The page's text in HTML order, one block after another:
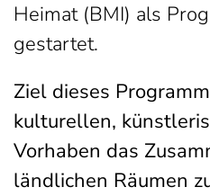
Heimat (BMI) als
gestartet.
Ziel dieses
kulturellen,
Vorhaben das
ländlichen Räumen